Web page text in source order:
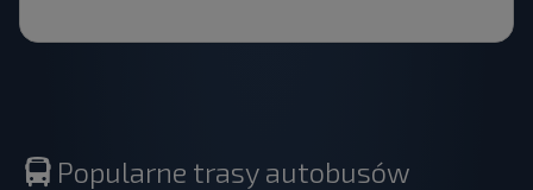
Popularne trasy autobusów